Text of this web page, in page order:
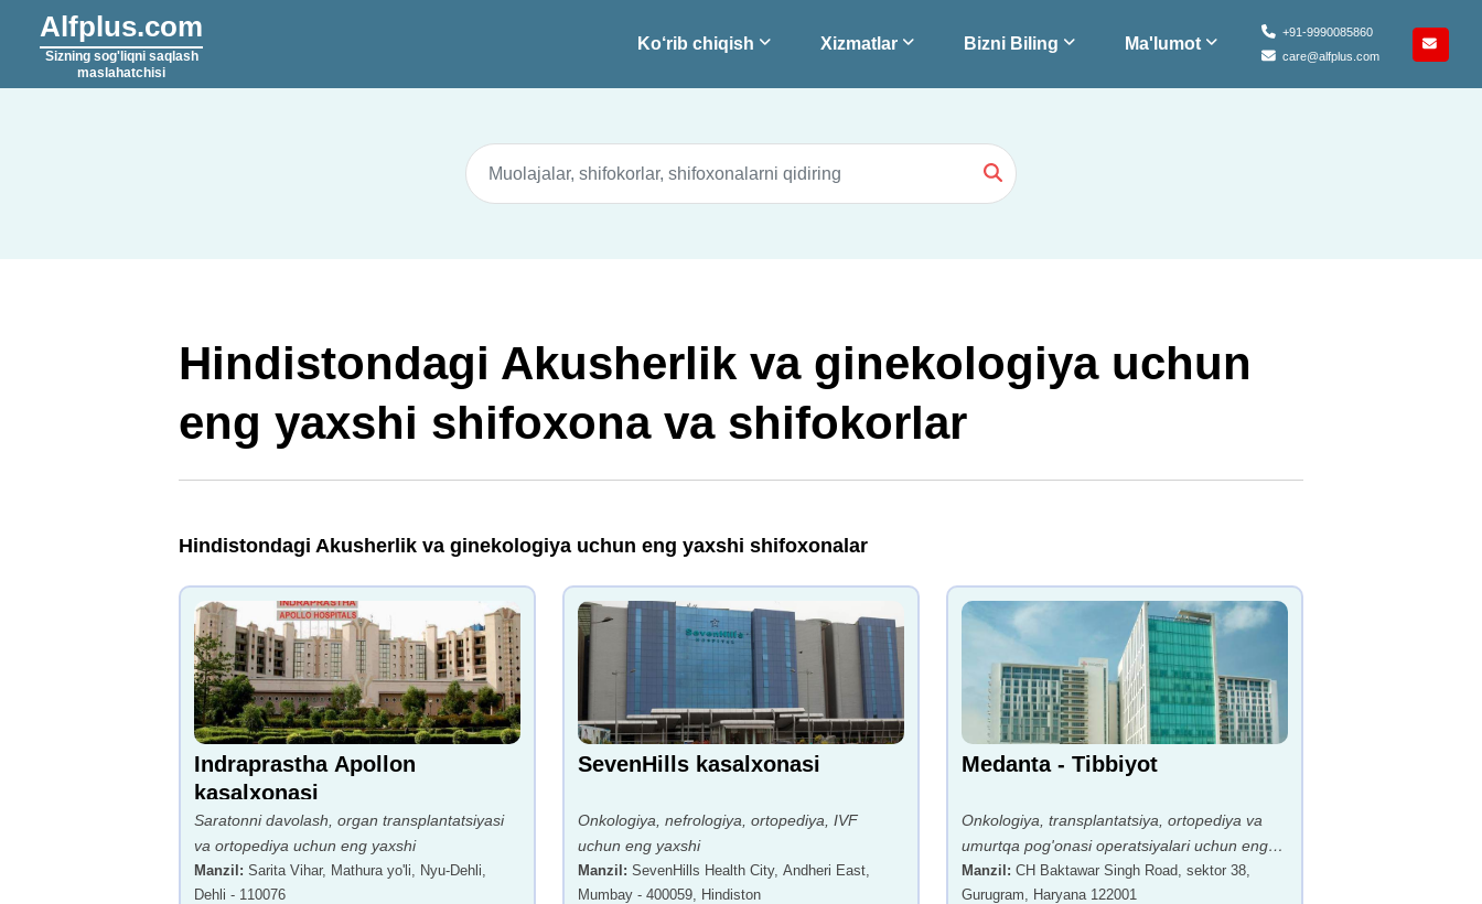
Alfplus.com
Sizning sog'liqni saqlash
maslahatchisi
+91-9990085860
care@alfplus.com
Ko‘rib chiqish Xizmatlar Bizni Biling Ma'lumot
Hindistondagi Akusherlik va ginekologiya uchun
eng yaxshi shifoxona va shifokorlar
Hindistondagi Akusherlik va ginekologiya uchun eng yaxshi shifoxonalar
Indraprastha Apollon
kasalxonasi
Saratonni davolash, organ transplantatsiyasi
va ortopediya uchun eng yaxshi
Manzil : Sarita Vihar, Mathura yo'li, Nyu-Dehli,
Dehli - 110076
SevenHills kasalxonasi
Onkologiya, nefrologiya, ortopediya, IVF
uchun eng yaxshi
Manzil : SevenHills Health City, Andheri East,
Mumbay - 400059, Hindiston
Medanta - Tibbiyot
Onkologiya, transplantatsiya, ortopediya va
umurtqa pog'onasi operatsiyalari uchun eng
yaxshi.
Manzil : CH Baktawar Singh Road, sektor 38,
Gurugram, Haryana 122001